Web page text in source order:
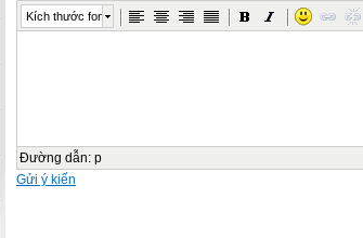
Kích thước font
Đường dẫn: p
Gửi ý kiến